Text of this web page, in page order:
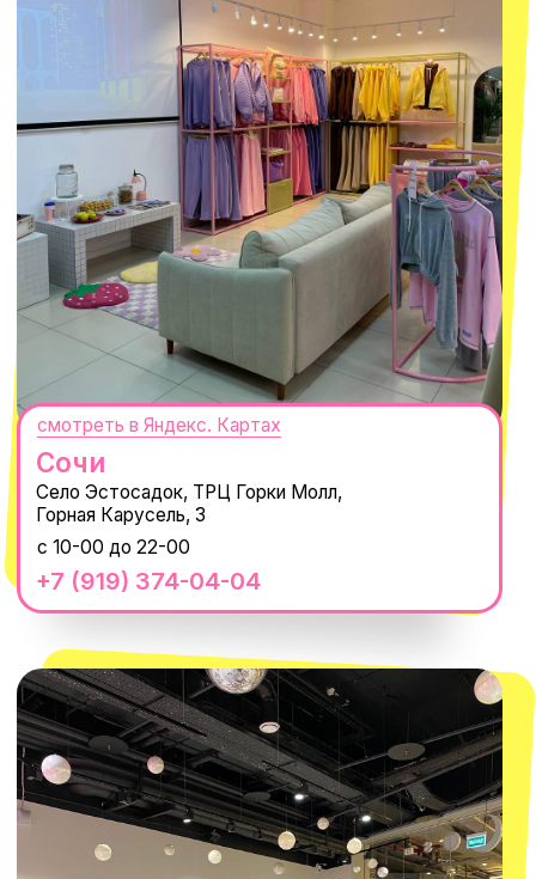
ИП Проворный Алексей Алексеевич
ИНН 667114098580
ОГРНИП 320665800076581
Telegram
WhatsApp
macrocosm_store@mail.ru
КОНТАКТЫ
Оплата долями
ПОКУПАТЕЛЯМ
Вакансии
Реквизиты
Магазины
Наши путешествия
Наши проекты
Новости
Каталог
О КОМПАНИИ
© 2021-2025 Macrocosm ®
Нажимая "Подписаться", вы соглашаетесь с
Политикой обработки
персональных данных
Согласием на рассылку электронных
@MACROCOSM_STORE
MACROCOSM
300'000+ подписчиков
14'000+ подписчиков в нашем Telegram-канале
Оферта